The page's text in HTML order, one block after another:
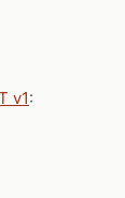
v1: